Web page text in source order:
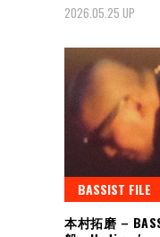
2026.05.25 UP
BASSIST FILE
本村拓磨 –